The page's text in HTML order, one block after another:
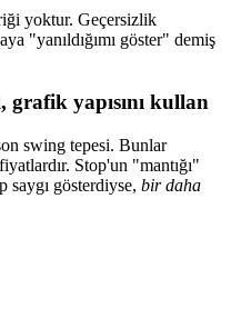
yoktur. Geçersizlik
"yanıldığımı göster" demiş
yapısını kullan
swing tepesi. Bunlar
fiyatlardır. Stop'un "mantığı"
saygı gösterdiyse, bir daha